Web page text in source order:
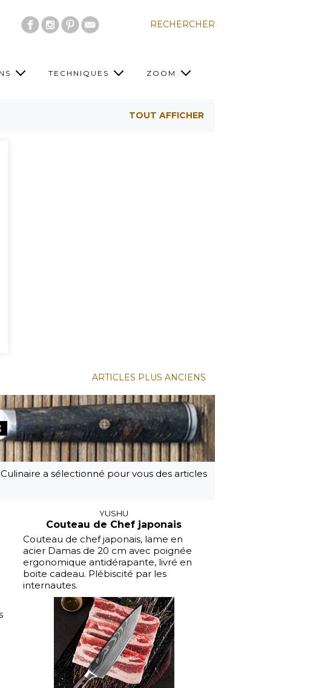
RECHERCHER
TECHNIQUES ZOOM
TOUT AFFICHER
ARTICLES PLUS ANCIENS
a sélectionné pour vous des articles
YUSHU
Couteau de Chef japonais
Couteau de chef japonais, lame en
acier Damas de 20 cm avec poignée
ergonomique antidérapante, livré en
boite cadeau. Plébiscité par les
internautes.